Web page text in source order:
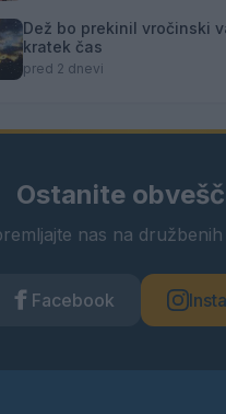
Dež bo prekinil vročinski
kratek čas
pred 2 dnevi
Ostanite
nas na
Facebook